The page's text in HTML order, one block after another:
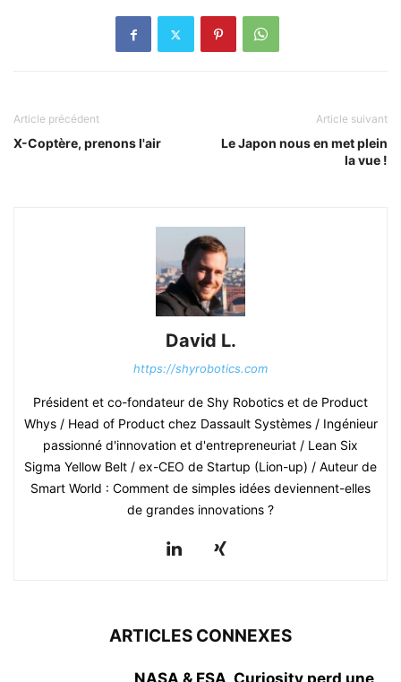
Article précédent
X-Coptère, prenons l'air
Article suivant
Le Japon nous en met plein
la vue !
David L.
https://shyrobotics.com
Président et co-fondateur de Shy Robotics et de Product
Whys / Head of Product chez Dassault Systèmes / Ingénieur
passionné d'innovation et d'entrepreneuriat / Lean Six
Sigma Yellow Belt / ex-CEO de Startup (Lion-up) / Auteur de
Smart World : Comment de simples idées deviennent-elles
de grandes innovations ?
ARTICLES CONNEXES